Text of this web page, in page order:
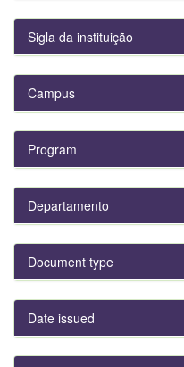
Sigla da instituição
Campus
Program
Departamento
Document type
Date issued